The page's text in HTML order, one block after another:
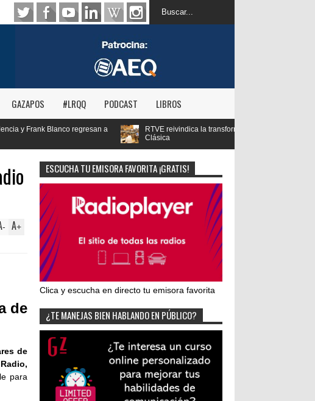
GAZAPOS #LRQQ PODCAST LIBROS
RTVE reivindica la transformación digital de RNE y blinda el futuro de Radio 3 y Radio
A+
-
de
de
para
ESCUCHA TU EMISORA FAVORITA ¡GRATIS!
Clica y escucha en directo tu emisora favorita
¿TE MANEJAS BIEN HABLANDO EN PÚBLICO?